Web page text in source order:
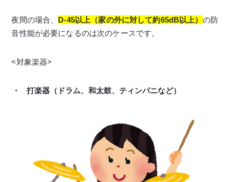
夜間の場合、 D-45以上（家の外に対して約65dB以上） の防
音性能が必要になるのは次のケースです。
<対象楽器>
打楽器（ドラム、和太鼓、ティンパニなど）